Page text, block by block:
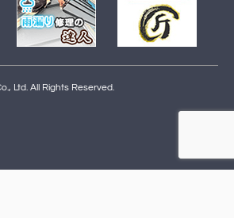
Ltd. All Rights Reserved.